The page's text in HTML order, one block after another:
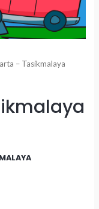
– Tasikmalaya